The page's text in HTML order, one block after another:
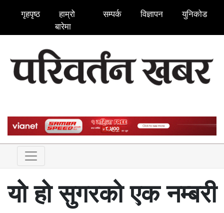
गृहपृष्ठ
हाम्रो
बारेमा
सम्पर्क विज्ञापन युनिकोड
यो हो सुगरको एक नम्बरी